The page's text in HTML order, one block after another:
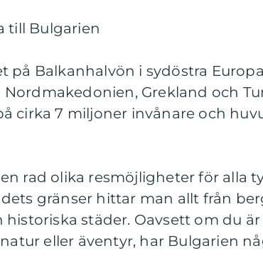
till Bulgarien
på Balkanhalvön i sydöstra
Nordmakedonien, Grekland och
cirka 7 miljoner invånare och
rad olika resmöjligheter för alla
gränser hittar man allt från
historiska städer. Oavsett om du
eller äventyr, har Bulgarien